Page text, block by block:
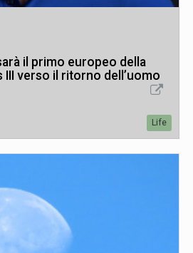
il primo europeo della
verso il ritorno dell’uomo
Life